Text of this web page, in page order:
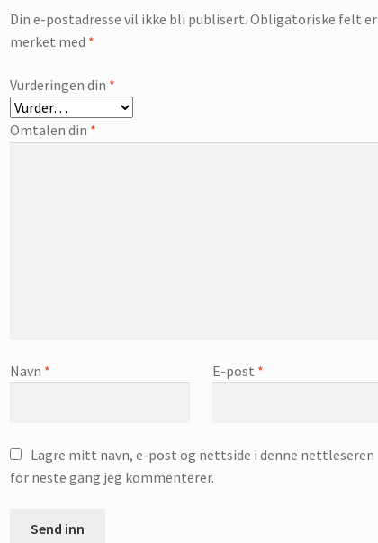
Din e-postadresse vil ikke bli publisert. Obligatoriske felt er
merket med *
Vurderingen din *
Omtalen din *
Navn * E-post *
Lagre mitt navn, e-post og nettside i denne nettleseren
for neste gang jeg kommenterer.